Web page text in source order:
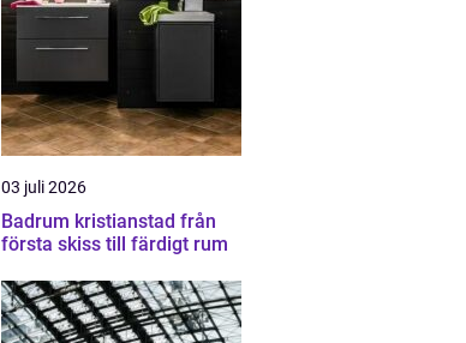
03 juli 2026
Badrum kristianstad från
första skiss till färdigt rum